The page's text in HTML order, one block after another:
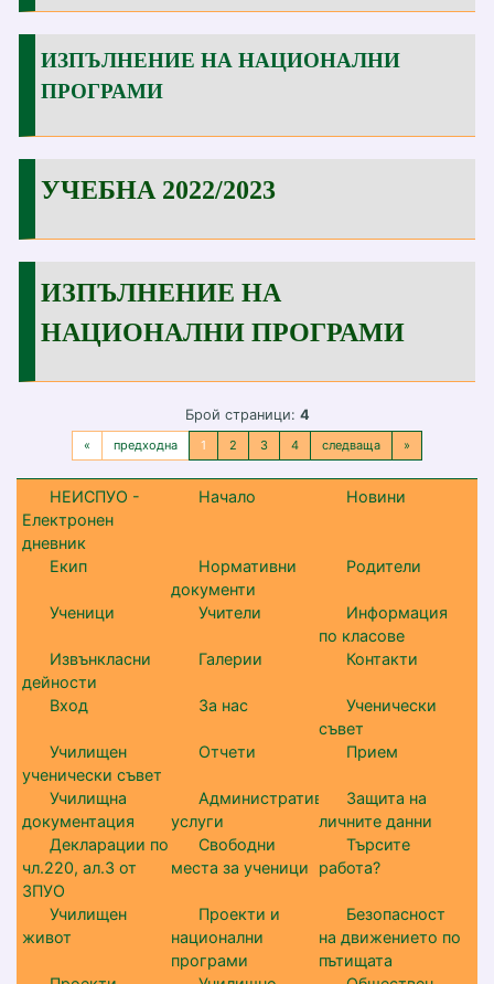
ИЗПЪЛНЕНИЕ НА НАЦИОНАЛНИ
ПРОГРАМИ
УЧЕБНА 2022/2023
ИЗПЪЛНЕНИЕ НА
НАЦИОНАЛНИ ПРОГРАМИ
Брой страници: 4
« предходна 1 2 3 4 следваща »
НЕИСПУО -
Електронен
дневник
Начало Новини
Екип
Нормативни
документи
Родители
Ученици Учители
Информация
по класове
Извънкласни
дейности
Галерии Контакти
Вход За нас
Ученически
съвет
Училищен
ученически съвет
Отчети Прием
Училищна
документация
Административни
услуги
Защита на
личните данни
Декларации по
чл.220, ал.3 от
ЗПУО
Свободни
места за ученици
Търсите
работа?
Училищен
живот
Проекти и
национални
програми
Безопасност
на движението по
пътищата